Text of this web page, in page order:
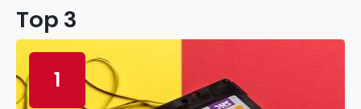
Top 3
1